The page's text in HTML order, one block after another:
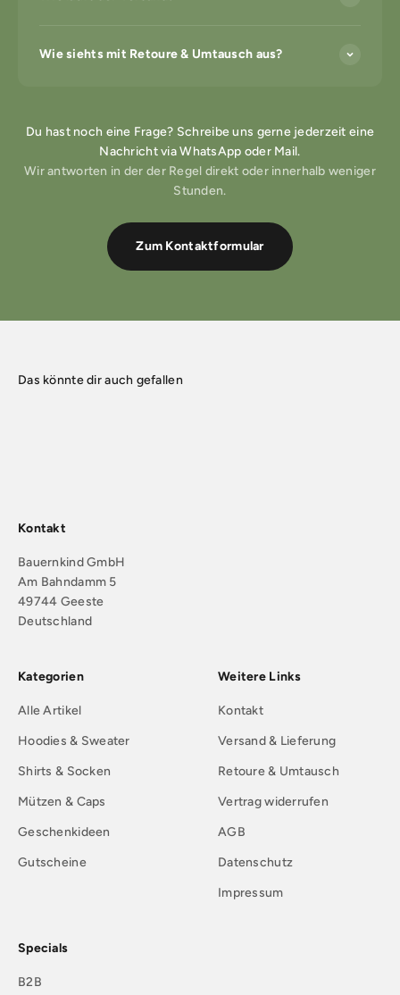
Wie siehts mit Retoure & Umtausch aus?
Du hast noch eine Frage? Schreibe uns gerne jederzeit eine
Nachricht via WhatsApp oder Mail.
Wir antworten in der der Regel direkt oder innerhalb weniger
Stunden.
Zum Kontaktformular
Kontakt
Bauernkind GmbH
Am Bahndamm 5
49744 Geeste
Deutschland
Kategorien
Alle Artikel
Hoodies & Sweater
Shirts & Socken
Mützen & Caps
Geschenkideen
Gutscheine
Weitere Links
Kontakt
Versand & Lieferung
Retoure & Umtausch
Vertrag widerrufen
AGB
Datenschutz
Impressum
Specials
B2B